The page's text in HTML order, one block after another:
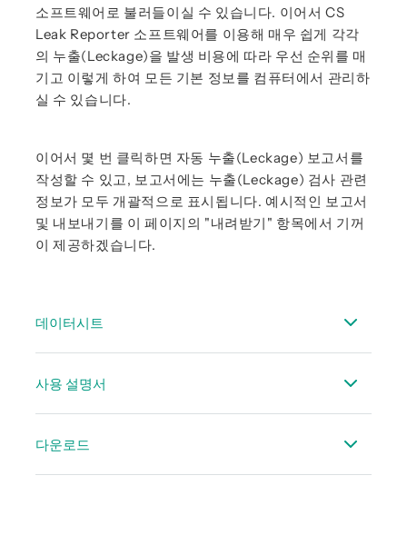
소프트웨어로 불러들이실 수 있습니다. 이어서 CS
Leak Reporter 소프트웨어를 이용해 매우 쉽게 각각
의 누출(Leckage)을 발생 비용에 따라 우선 순위를 매
기고 이렇게 하여 모든 기본 정보를 컴퓨터에서 관리하
실 수 있습니다.
이어서 몇 번 클릭하면 자동 누출(Leckage) 보고서를
작성할 수 있고, 보고서에는 누출(Leckage) 검사 관련
정보가 모두 개괄적으로 표시됩니다. 예시적인 보고서
및 내보내기를 이 페이지의 "내려받기" 항목에서 기꺼
이 제공하겠습니다.
데이터시트
사용 설명서
다운로드